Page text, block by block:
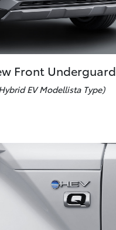
Front Underguard
EV Modellista Type)